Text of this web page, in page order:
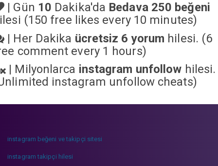
| Gün 10 Dakika'da Bedava 250 beğeni
(150 free likes every 10 minutes)
| Her Dakika ücretsiz 6 yorum hilesi. (6
comment every 1 hours)
| Milyonlarca instagram unfollow hilesi.
instagram unfollow cheats)
instagram beğeni ve takipçi sitesi
instagram takipçi hilesi